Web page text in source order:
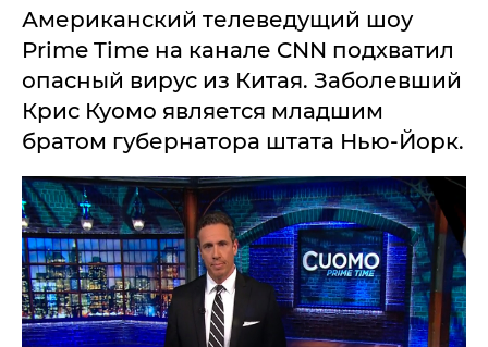
Американский телеведущий шоу
Prime Time на канале CNN подхватил
опасный вирус из Китая. Заболевший
Крис Куомо является младшим
братом губернатора штата Нью-Йорк.